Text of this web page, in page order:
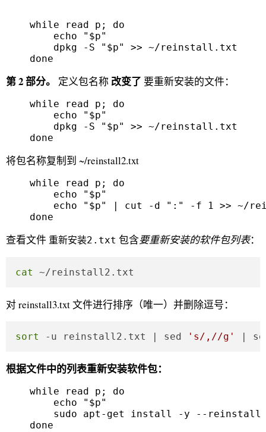
    while read p; do
        echo "$p"
        dpkg -S "$p" >> ~/reinstall.txt
    done
第 2 部分。 定义包名称 改变了 要重新安装的文件：
    while read p; do
        echo "$p"
        dpkg -S "$p" >> ~/reinstall.txt
    done
将包名称复制到 ~/reinstall2.txt
    while read p; do
        echo "$p"
echo "$p" | cut -d ":" -f 1 >> ~/
    done
查看文件 重新安装2.txt 包含要重新安装的软件包列表：
cat ~/reinstall2.txt
对 reinstall3.txt 文件进行排序（唯一）并删除逗号：
sort -u reinstall2.txt | sed 's/,//g' |
根据文件中的列表重新安装软件包：
    while read p; do
        echo "$p"
sudo apt-get install -y --
    done